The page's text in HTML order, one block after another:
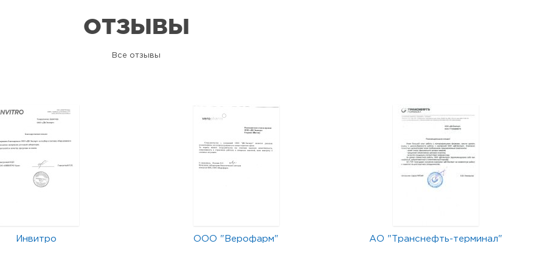
ОТЗЫВЫ
Все отзывы
Инвитро ООО "Верофарм" АО "Транснефть-терминал"